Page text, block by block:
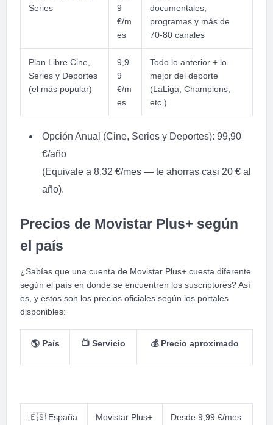
Series
9
€/m
es
documentales,
programas y más de
70-80 canales
Plan Libre Cine,
Series y Deportes
(el más popular)
9,9
9
€/m
es
Todo lo anterior + lo
mejor del deporte
(LaLiga, Champions,
etc.)
Opción Anual (Cine, Series y Deportes): 99,90
€/año
(Equivale a 8,32 €/mes — te ahorras casi 20 € al
año).
Precios de Movistar Plus+ según
el país
¿Sabías que una cuenta de Movistar Plus+ cuesta diferente
según el país en donde se encuentren los suscriptores? Así
es, y estos son los precios oficiales según los portales
disponibles:
🌎País 📺 Servicio 💰Precio aproximado
🇪🇸 España Movistar Plus+ Desde 9,99 €/mes